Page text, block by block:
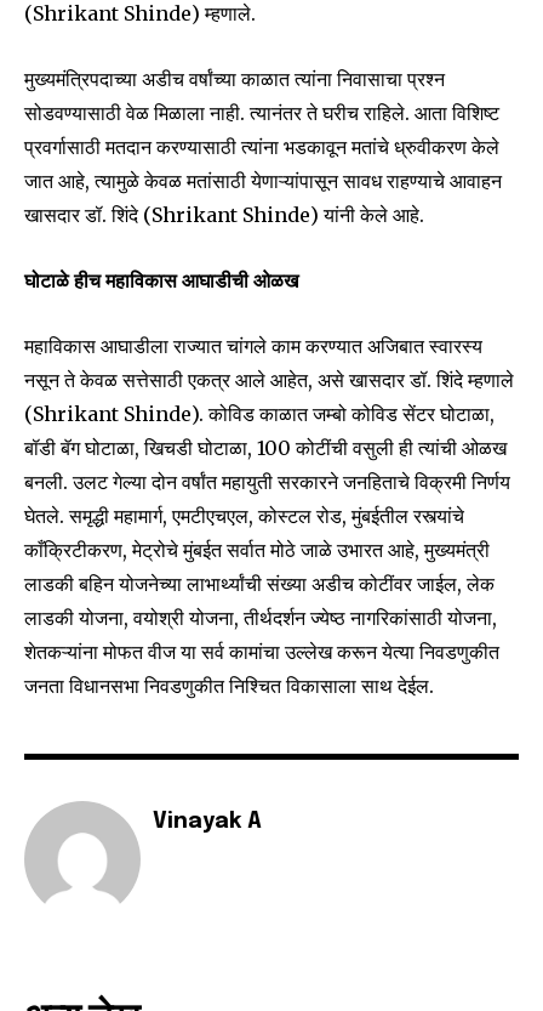
Join our community of
SUBSCRIBERS and be part of the
conversation.
To subscribe, simply enter your email address on our website
your privacy and won't spam your inbox. Your information is
safe with us.
SUBSCRIBE
I've read and accept thePrivacy Policy.
6,300
Fans
32,111
Followers
75
Followers
(Shrikant Shinde) म्हणाले.
मुख्यमंत्रिपदाच्या अडीच वर्षांच्या काळात त्यांना निवासाचा प्रश्न
सोडवण्यासाठी वेळ मिळाला नाही. त्यानंतर ते घरीच राहिले. आता विशिष्ट
प्रवर्गासाठी मतदान करण्यासाठी त्यांना भडकावून मतांचे ध्रुवीकरण केले
जात आहे, त्यामुळे केवळ मतांसाठी येणाऱ्यांपासून सावध राहण्याचे आवाहन
खासदार डॉ. शिंदे (Shrikant Shinde) यांनी केले आहे.
घोटाळे हीच महाविकास आघाडीची ओळख
महाविकास आघाडीला राज्यात चांगले काम करण्यात अजिबात स्वारस्य
नसून ते केवळ सत्तेसाठी एकत्र आले आहेत, असे खासदार डॉ. शिंदे म्हणाले
(Shrikant Shinde). कोविड काळात जम्बो कोविड सेंटर घोटाळा,
बॉडी बॅग घोटाळा, खिचडी घोटाळा, 100 कोटींची वसुली ही त्यांची ओळख
बनली. उलट गेल्या दोन वर्षांत महायुती सरकारने जनहिताचे विक्रमी निर्णय
घेतले. समृद्धी महामार्ग, एमटीएचएल, कोस्टल रोड, मुंबईतील रस्त्यांचे
काँक्रिटीकरण, मेट्रोचे मुंबईत सर्वात मोठे जाळे उभारत आहे, मुख्यमंत्री
लाडकी बहिन योजनेच्या लाभार्थ्यांची संख्या अडीच कोटींवर जाईल, लेक
लाडकी योजना, वयोश्री योजना, तीर्थदर्शन ज्येष्ठ नागरिकांसाठी योजना,
शेतकऱ्यांना मोफत वीज या सर्व कामांचा उल्लेख करून येत्या निवडणुकीत
जनता विधानसभा निवडणुकीत निश्चित विकासाला साथ देईल.
Vinayak A